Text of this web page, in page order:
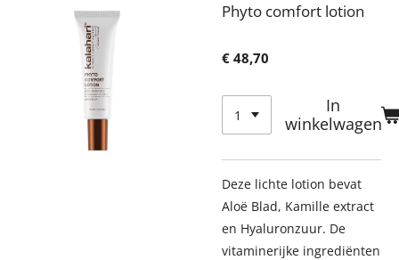
Phyto comfort lotion
€ 48,70
In
winkelwagen
Deze lichte lotion bevat
Aloë Blad, Kamille extract
en Hyaluronzuur. De
vitaminerijke ingrediënten